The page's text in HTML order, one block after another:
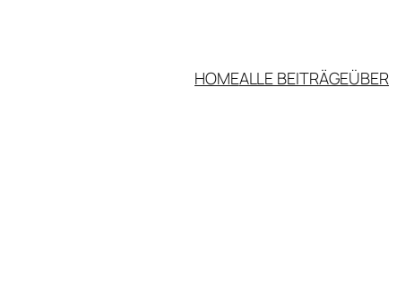
HOMEALLE BEITRÄGEÜBER